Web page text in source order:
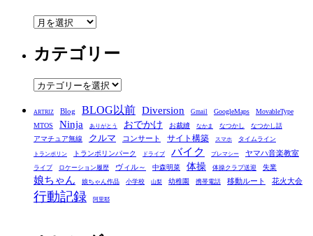
ア
カ
イ
ブ
カテゴリー
カ
ゴ
リ
ー
ARTRIZ Blog BLOG以前 Diversion Gmail GoogleMaps
MovableType
MTOS
Ninja ありがとう おでかけ お裁縫 なかま なつかし なつかし話
アマチュア無線 クルマ コンサート サイト構築 スマホ タイムライン
トランポリン トランポリンパーク ドライブ バイク プレマシー ヤマハ音楽教室
ライブ ロケーション履歴 ヴィル～ 中森明菜 体操 体操クラブ送迎 失業
娘ちゃん 娘ちゃん作品 小学校 山梨 幼稚園 携帯電話 移動ルート 花火大会
行動記録 阿里耶